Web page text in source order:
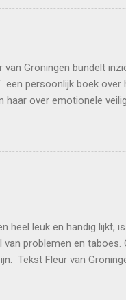
begon ze te brullen en
Groningen bundelt
persoonlijk boek over
over emotionele
Philipsen Foto’s: Carmen
en journalist Fleur van
voelen na trauma. In
een emotioneel
heel leuk en handig lijkt,
problemen en taboes.
Tekst Fleur van
Niets blijkt minder